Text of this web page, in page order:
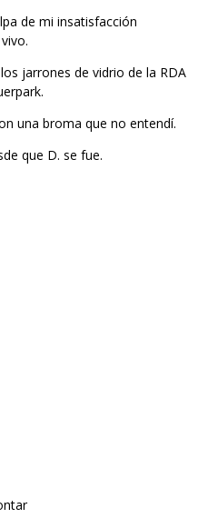
de mi insatisfacción
jarrones de vidrio de la RDA
una broma que no entendí.
que D. se fue.